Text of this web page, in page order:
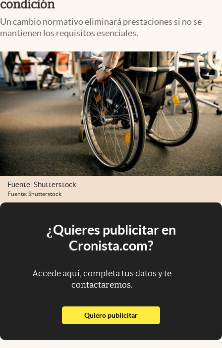
condición
Un cambio normativo eliminará prestaciones si no se
mantienen los requisitos esenciales.
Fuente: Shutterstock
Fuente: Shutterstock
¿Quieres publicitar en
Cronista.com?
Accede aquí, completa tus datos y te
contactaremos.
Quiero publicitarabre en nueva pestaña